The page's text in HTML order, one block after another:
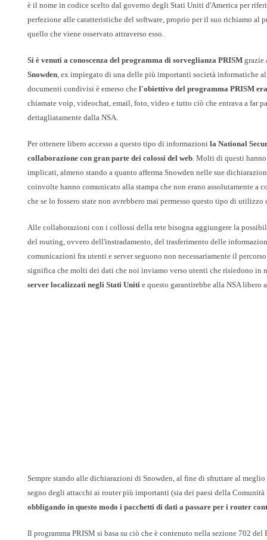
è il nome in codice scelto dal governo degli Stati Uniti d'America per
perfezione alle caratteristiche del software, proprio per il suo richiamo al
quello che viene osservato attraverso esso.
Si è venuti a conoscenza del programma di sorveglianza PRISM grazie
Snowden, ex impiegato di una delle più importanti società informatiche
documenti condivisi è emerso chel'obiettivo del programma PRISM
chiamate voip, videochat, email, foto, video e tutto ciò che entrava a far
dettagliatamente dalla NSA.
Per ottenere libero accesso a questo tipo di informazionila National
collaborazione con gran parte dei colossi del web. Molti di questi
implicati, almeno stando a quanto afferma Snowden nelle sue
coinvolte hanno comunicato alla stampa che non erano assolutamente a
che se lo fossero state non avrebbero mai permesso questo tipo di
Alle collaborazioni con i collossi della rete bisogna aggiungere la
del routing, ovvero dell'instradamento, del trasferimento delle
comunicazioni fra utenti e server seguono non necessariamente il
significa che molti dei dati che noi inviamo verso utenti che risiedono in
server localizzati negli Stati Uniti e questo garantirebbe alla NSA libero
Sempre stando alle dichiarazioni di Snowden, al fine di sfruttare al
segno degli attacchi ai router più importanti (sia dei paesi della
obbligando in questo modo i pacchetti di dati a passare per i router
Il programma PRISM si basa su ciò che è contenuto nella sezione 702